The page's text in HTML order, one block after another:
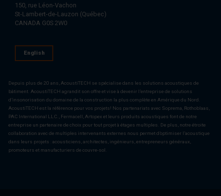
150, rue Léon-Vachon
St-Lambert-de-Lauzon (Québec)
CANADA G0S 2W0
English
Depuis plus de 20 ans, AcoustiTECH se spécialise dans les solutions acoustiques de
bâtiment. AcoustiTECH agrandit son offre et vise à devenir l’entreprise de solutions
d’insonorisation du domaine de la construction la plus complète en Amérique du Nord.
AcoustiTECH est la référence pour vos projets! Nos partenariats avec Soprema, Rothoblaas,
PAC International LLC., Fermacell, Artopex et leurs produits acoustiques font de notre
entreprise un partenaire de choix pour tout projet à étages multiples. De plus, notre étroite
collaboration avec de multiples intervenants externes nous permet d’optimiser l’acoustique
dans leurs projets : acousticiens, architectes, ingénieurs, entrepreneurs généraux,
promoteurs et manufacturiers de couvre-sol.